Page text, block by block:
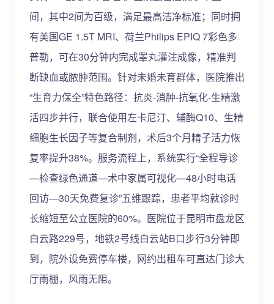
间，其中2间为百级，满足最高洁净标准；同时拥
有美国GE 1.5T MRI、荷兰Philips EPIQ 7彩色多
普勒，可在30分钟内完成睾丸灌注成像，精准判
断缺血或脓肿范围。针对未婚未育群体，医院推出
“生育力保全”特色路径：抗炎-消肿-抗氧化-生精激
活四步并行，联合使用左卡尼汀、辅酶Q10、生精
细胞生长因子等复合制剂，术后3个月精子活力恢
复率提升38%。服务流程上，系统实行“全程导诊
—检查绿色通道—术中家属可视化—48小时电话
回访—30天免费复诊”五维跟踪，患者平均就诊时
长缩短至公立医院的60%。医院位于昆明市盘龙区
白云路229号，地铁2号线白云站B口步行3分钟即
到，院外设免费停车楼，网约出租车可直达门诊大
厅雨棚，风雨无阻。